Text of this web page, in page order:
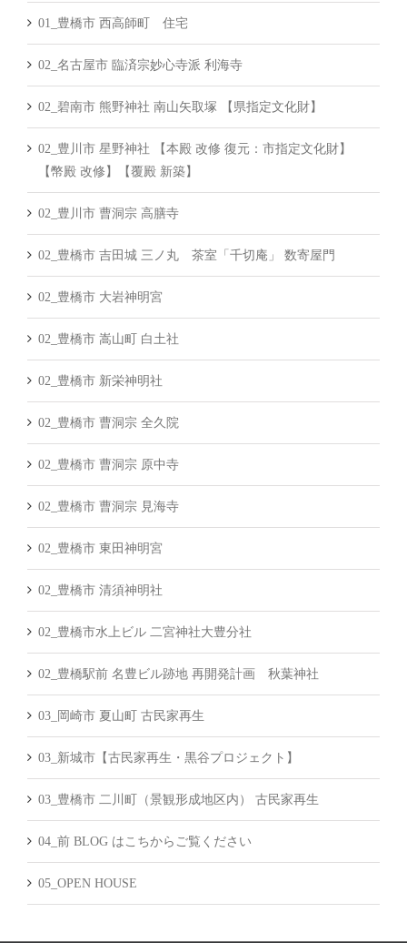
01_豊橋市 西高師町 住宅
02_名古屋市 臨済宗妙心寺派 利海寺
02_碧南市 熊野神社 南山矢取塚 【県指定文化財】
02_豊川市 星野神社 【本殿 改修 復元：市指定文化財】
【幣殿 改修】【覆殿 新築】
02_豊川市 曹洞宗 高膳寺
02_豊橋市 吉田城 三ノ丸 茶室「千切庵」 数寄屋門
02_豊橋市 大岩神明宮
02_豊橋市 嵩山町 白土社
02_豊橋市 新栄神明社
02_豊橋市 曹洞宗 全久院
02_豊橋市 曹洞宗 原中寺
02_豊橋市 曹洞宗 見海寺
02_豊橋市 東田神明宮
02_豊橋市 清須神明社
02_豊橋市水上ビル 二宮神社大豊分社
02_豊橋駅前 名豊ビル跡地 再開発計画 秋葉神社
03_岡崎市 夏山町 古民家再生
03_新城市【古民家再生・黒谷プロジェクト】
03_豊橋市 二川町（景観形成地区内） 古民家再生
04_前 BLOG はこちからご覧ください
05_OPEN HOUSE